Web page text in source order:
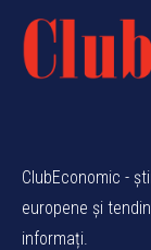
ClubEconomic -
europene și
informați.